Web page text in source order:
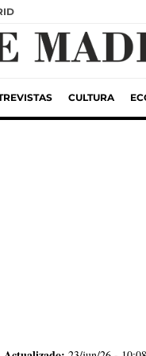
CULTURA